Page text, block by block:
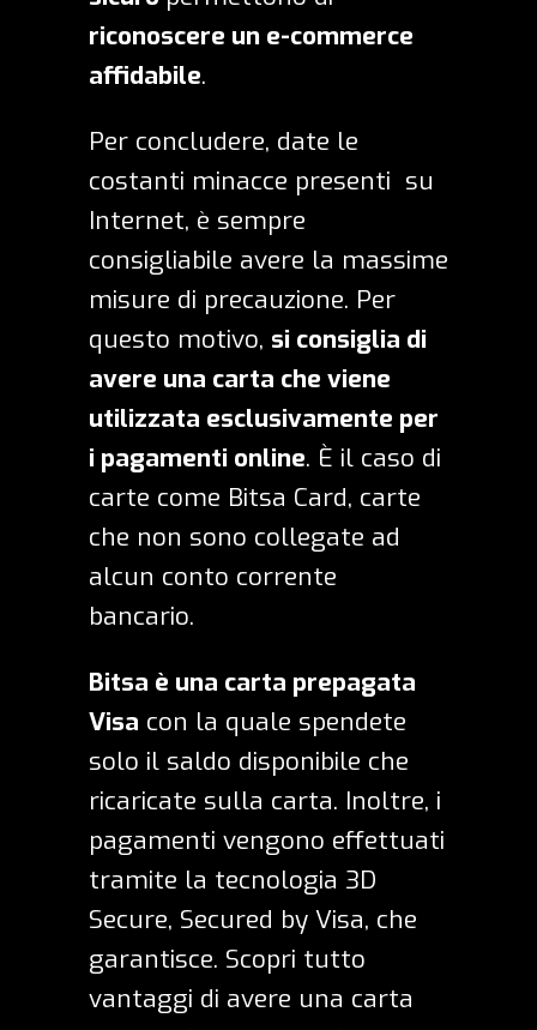
riconoscere un e-commerce
affidabile.
Per concludere, date le
costanti minacce presenti su
Internet, è sempre
consigliabile avere la massime
misure di precauzione. Per
questo motivo, si consiglia di
avere una carta che viene
utilizzata esclusivamente per
i pagamenti online. È il caso di
carte come Bitsa Card, carte
che non sono collegate ad
alcun conto corrente
bancario.
Bitsa è una carta prepagata
Visa con la quale spendete
solo il saldo disponibile che
ricaricate sulla carta. Inoltre, i
pagamenti vengono effettuati
tramite la tecnologia 3D
Secure, Secured by Visa, che
garantisce. Scopri tutto
vantaggi di avere una carta